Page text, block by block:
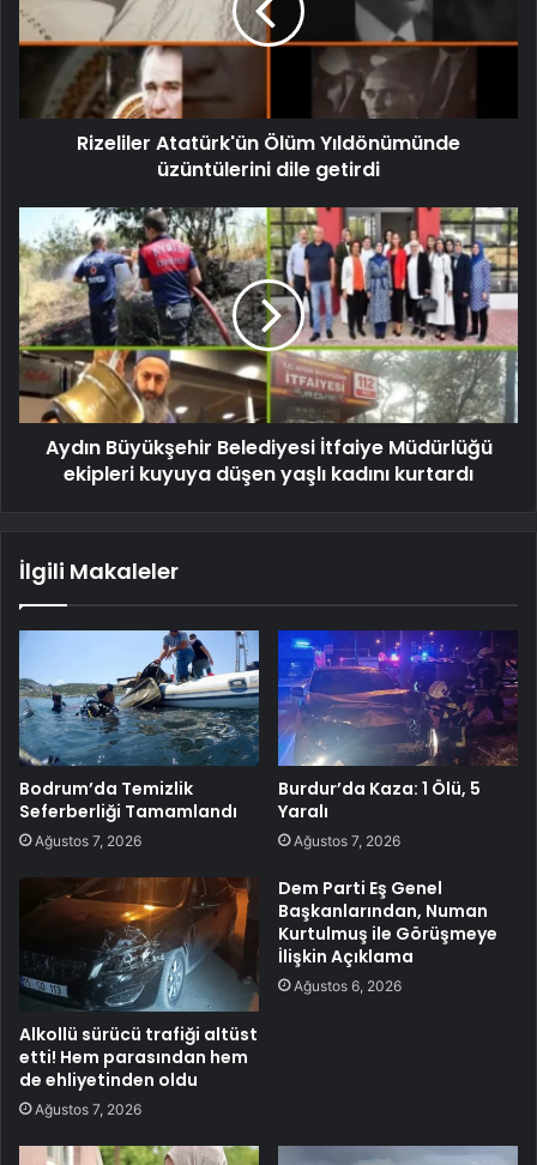
Rizeliler Atatürk'ün Ölüm Yıldönümünde
üzüntülerini dile getirdi
Aydın Büyükşehir Belediyesi İtfaiye Müdürlüğü
ekipleri kuyuya düşen yaşlı kadını kurtardı
İlgili Makaleler
Bodrum’da Temizlik
Seferberliği Tamamlandı
Ağustos 7, 2026
Burdur’da Kaza: 1 Ölü, 5
Yaralı
Ağustos 7, 2026
Alkollü sürücü trafiği altüst
etti! Hem parasından hem
de ehliyetinden oldu
Ağustos 7, 2026
Dem Parti Eş Genel
Başkanlarından, Numan
Kurtulmuş ile Görüşmeye
İlişkin Açıklama
Ağustos 6, 2026